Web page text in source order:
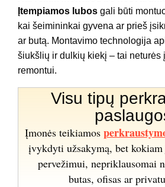
Įtempiamos lubos gali būti
kai šeimininkai gyvena ar prieš
ar butą. Montavimo technologija
šiukšlių ir dulkių kiekį – tai neturės
remontui.
Visu tipų
Įmonės teikiamos
įvykdyti užsakymą, bet
pervežimui, nepriklausomai
butas, ofisas ar